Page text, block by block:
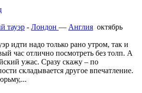
тауэр - Лондон — Англия октябрь
идти надо только рано утром, так и
час отлично посмотреть без толп. А
ужас. Сразу скажу – по
складывается другое впечатление.